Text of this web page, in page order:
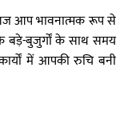
आप भावनात्मक रूप से
बुजुर्गों के साथ समय
में आपकी रुचि बनी